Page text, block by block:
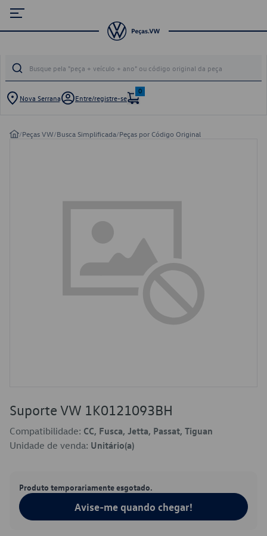
Nova Serrana Entre/registre-se
0
/Peças VW/Busca Simplificada/Peças por Código Original
Suporte VW 1K0121093BH
Compatibilidade: CC, Fusca, Jetta, Passat, Tiguan
Unidade de venda: Unitário(a)
Produto temporariamente esgotado.
Avise-me quando chegar!